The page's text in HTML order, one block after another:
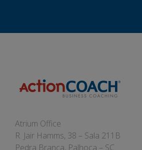
Atrium Office
R. Jair Hamms, 38 – Sala 211B
Pedra Branca, Palhoça – SC